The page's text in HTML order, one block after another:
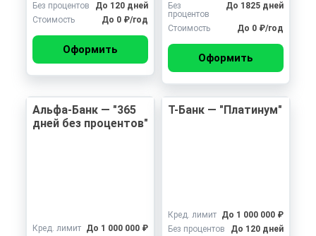
Без процентов
До 120 дней
Стоимость
До 0 ₽/год
Оформить
Без
процентов
До 1825 дней
Стоимость До 0 ₽/год
Оформить
Альфа-Банк — "365
дней без процентов"
Кред. лимит До 1 000 000 ₽
Т-Банк — "Платинум"
Кред. лимит До 1 000 000 ₽
Без процентов
До 120 дней